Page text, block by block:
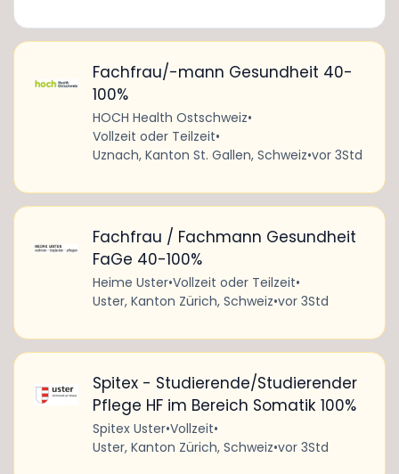
Fachfrau/-mann Gesundheit 40-
100%
HOCH Health Ostschweiz•
Vollzeit oder Teilzeit•
Uznach, Kanton St. Gallen, Schweiz•vor 3Std
Fachfrau / Fachmann Gesundheit
FaGe 40-100%
Heime Uster•Vollzeit oder Teilzeit•
Uster, Kanton Zürich, Schweiz•vor 3Std
Spitex - Studierende/Studierender
Pflege HF im Bereich Somatik 100%
Spitex Uster•Vollzeit•
Uster, Kanton Zürich, Schweiz•vor 3Std